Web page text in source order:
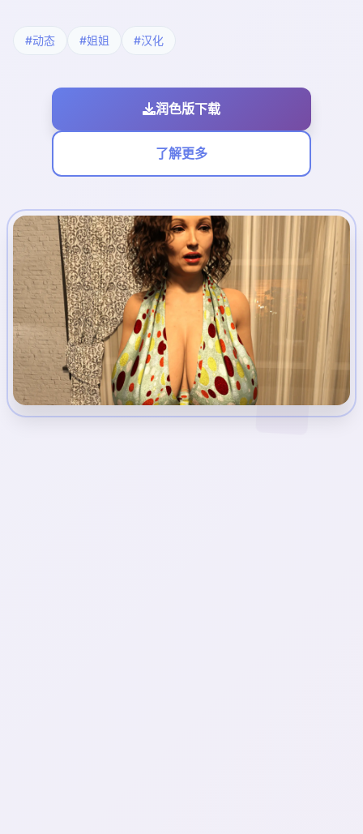
#动态 #姐姐 #汉化
润色版下载
了解更多